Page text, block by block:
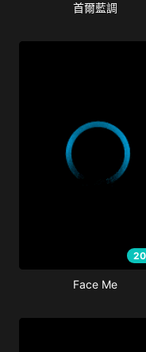
首爾藍調
Face Me